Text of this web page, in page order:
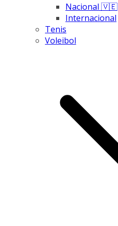
Nacional 🇻🇪
Internacional
Tenis
Voleibol